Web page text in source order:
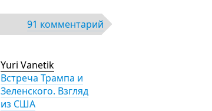
91 комментарий
Yuri Vanetik
Встреча Трампа и
Зеленского. Взгляд
из США